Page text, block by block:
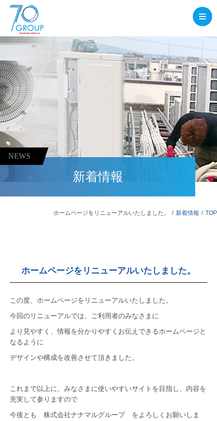
新着情報
NEWS
TOP
新着情報
ホームページをリニューアルいたしました。
ホームページをリニューアルいたしました。
この度、ホームページをリニューアルいたしました。
今回のリニューアルでは、ご利用者のみなさまに
より見やすく、情報を分かりやすくお伝えできるホームページと
なるように
デザインや構成を改善させて頂きました。
これまで以上に、みなさまに使いやすいサイトを目指し、内容を
充実して参りますので
今後とも 株式会社ナナマルグループ をよろしくお願いしま